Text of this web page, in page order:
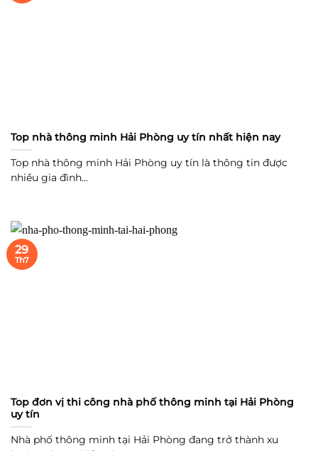
Top nhà thông minh Hải Phòng uy tín nhất hiện nay
Top nhà thông minh Hải Phòng uy tín là thông tin được
nhiều gia đình...
Top đơn vị thi công nhà phố thông minh tại Hải Phòng
uy tín
Nhà phố thông minh tại Hải Phòng đang trở thành xu
29
Th7